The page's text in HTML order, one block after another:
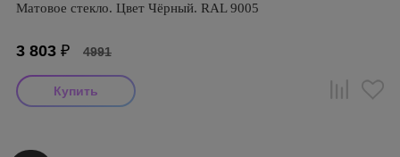
Матовое стекло. Цвет Чёрный. RAL 9005
3 803 ₽ 4991